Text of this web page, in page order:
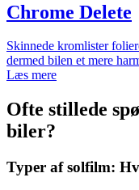
Chrome Delete
Skinnede kromlister
dermed bilen et mere
Læs mere
Ofte stillede
biler?
Typer af solfilm: